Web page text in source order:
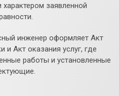
характером заявленной
инженер оформляет Акт
и Акт оказания услуг, где
работы и установленные